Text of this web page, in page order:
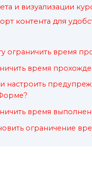
и визуализации
контента для
ограничить время
время
настроить
время
ограничение